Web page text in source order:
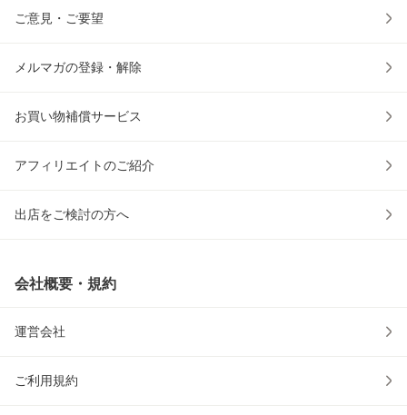
ご意見・ご要望
メルマガの登録・解除
お買い物補償サービス
アフィリエイトのご紹介
出店をご検討の方へ
会社概要・規約
運営会社
ご利用規約